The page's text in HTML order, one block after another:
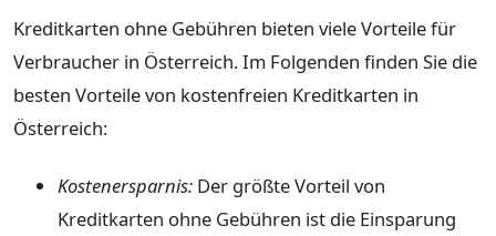
Kreditkarten ohne Gebühren bieten viele Vorteile für
Verbraucher in Österreich. Im Folgenden finden Sie die
besten Vorteile von kostenfreien Kreditkarten in
Österreich:
Kostenersparnis: Der größte Vorteil von
Kreditkarten ohne Gebühren ist die Einsparung